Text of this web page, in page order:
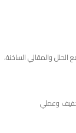
والمقالي الساخنة،
خفيف وعملي